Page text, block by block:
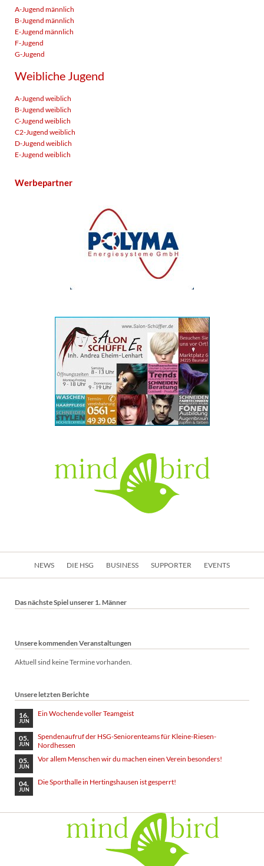
A-Jugend männlich
B-Jugend männlich
E-Jugend männlich
F-Jugend
G-Jugend
Weibliche Jugend
A-Jugend weiblich
B-Jugend weiblich
C-Jugend weiblich
C2-Jugend weiblich
D-Jugend weiblich
E-Jugend weiblich
Werbepartner
NEWS DIE HSG BUSINESS SUPPORTER EVENTS
Das nächste Spiel unserer 1. Männer
Unsere kommenden Veranstaltungen
Aktuell sind keine Termine vorhanden.
Unsere letzten Berichte
16.
JUN
Ein Wochende voller Teamgeist
05.
JUN
Spendenaufruf der HSG-Seniorenteams für Kleine-Riesen-
Nordhessen
05.
JUN
Vor allem Menschen wir du machen einen Verein besonders!
04.
JUN
Die Sporthalle in Hertingshausen ist gesperrt!